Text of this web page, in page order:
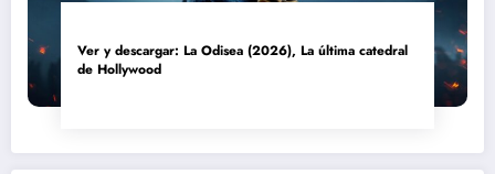
Ver y descargar: La Odisea (2026), La última catedral
de Hollywood